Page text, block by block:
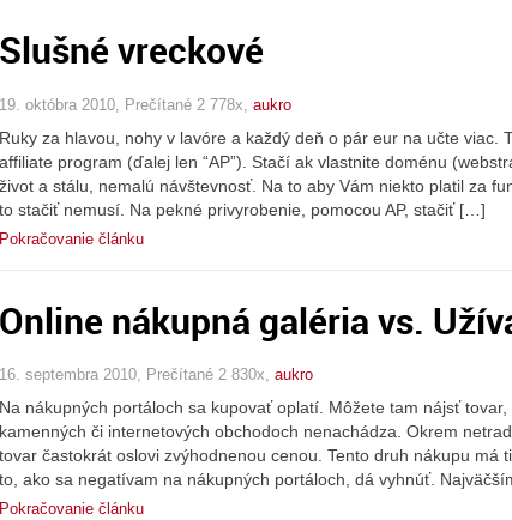
Slušné vreckové
19. októbra 2010, Prečítané 2 778x, aukro
Ruky za hlavou, nohy v lavóre a každý deň o pár eur na učte viac.
affiliate program (ďalej len “AP”). Stačí ak vlastnite doménu
život a stálu, nemalú návštevnosť. Na to aby Vám niekto platil za
to stačiť nemusí. Na pekné privyrobenie, pomocou AP, stačiť […]
Pokračovanie článku
Online nákupná galéria vs.
16. septembra 2010, Prečítané 2 830x, aukro
Na nákupných portáloch sa kupovať oplatí. Môžete tam nájsť
kamenných či internetových obchodoch nenachádza. Okrem
tovar častokrát oslovi zvýhodnenou cenou. Tento druh nákupu má
to, ako sa negatívam na nákupných portáloch, dá vyhnúť.
Pokračovanie článku